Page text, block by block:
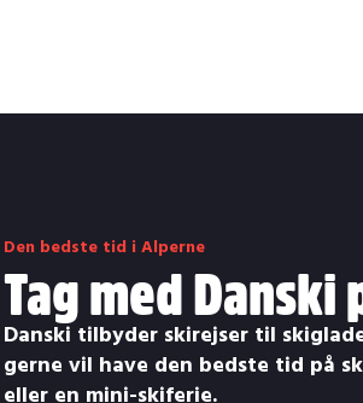
Den bedste tid i Alperne
Tag med
Danski tilbyder skirejser til
gerne vil have den bedste tid på